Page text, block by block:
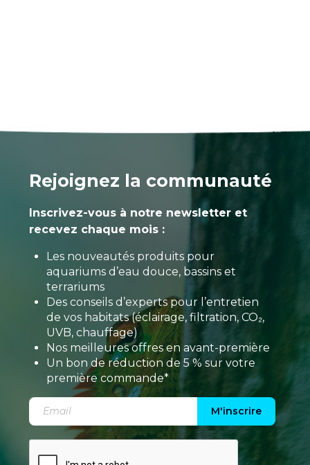
Rejoignez la communauté
Inscrivez-vous à notre newsletter et
recevez chaque mois :
Les nouveautés produits pour
aquariums d’eau douce, bassins et
terrariums
Des conseils d’experts pour l’entretien
de vos habitats (éclairage, filtration, CO₂,
UVB, chauffage)
Nos meilleures offres en avant-première
Un bon de réduction de 5 % sur votre
première commande*
M'inscrire